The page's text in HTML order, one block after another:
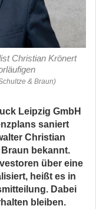
Christian Krönert
& Braun)
Leipzig GmbH
saniert
Christian
bekannt.
über eine
heißt es in
Dabei
bleiben.